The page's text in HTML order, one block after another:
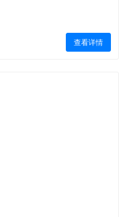
查看详情